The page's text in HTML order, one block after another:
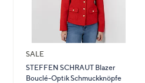
SALE
STEFFEN SCHRAUT Blazer
Bouclé-Optik Schmuckknöpfe